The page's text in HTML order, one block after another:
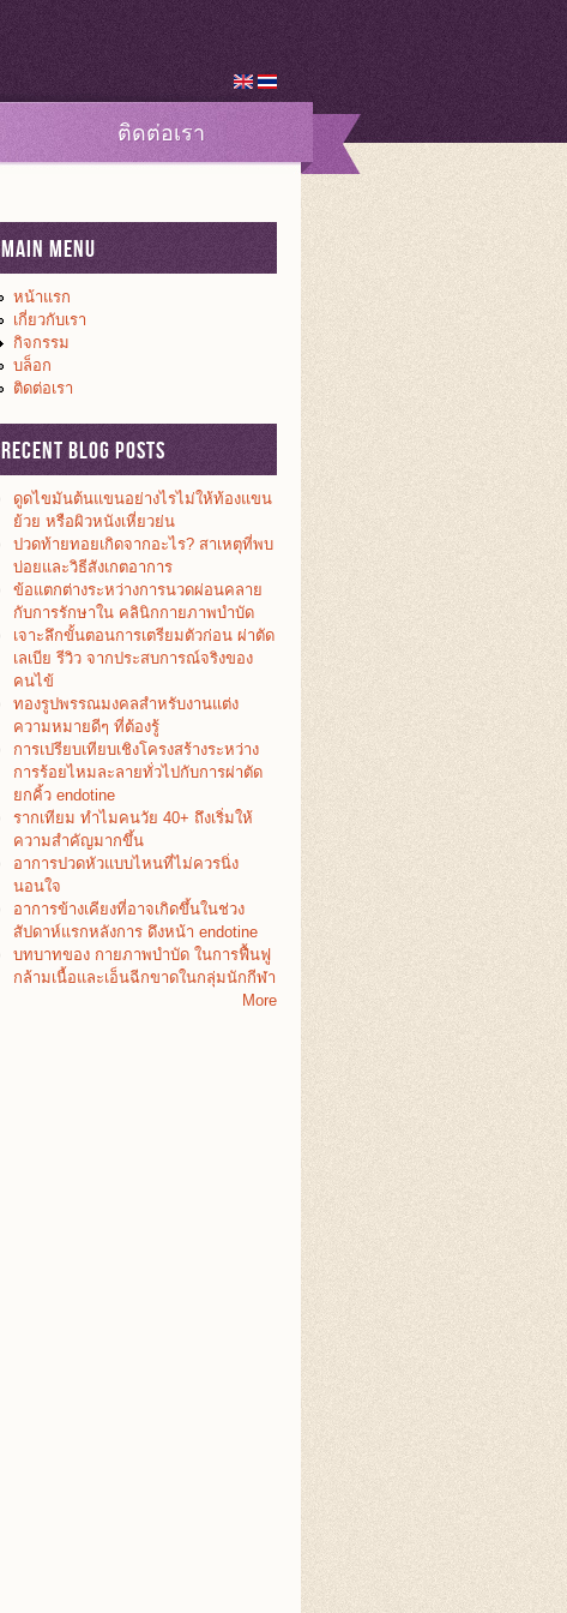
ติดต่อเรา
Main Menu
หน้าแรก
เกี่ยวกับเรา
กิจกรรม
บล็อก
ติดต่อเรา
Recent Blog Posts
ดูดไขมันต้นแขนอย่างไรไม่ให้ท้องแขน
ย้วย หรือผิวหนังเหี่ยวย่น
ปวดท้ายทอยเกิดจากอะไร? สาเหตุที่พบ
บ่อยและวิธีสังเกตอาการ
ข้อแตกต่างระหว่างการนวดผ่อนคลาย
กับการรักษาใน คลินิกกายภาพบำบัด
เจาะลึกขั้นตอนการเตรียมตัวก่อน ผ่าตัด
เลเบีย รีวิว จากประสบการณ์จริงของ
คนไข้
ทองรูปพรรณมงคลสำหรับงานแต่ง
ความหมายดีๆ ที่ต้องรู้
การเปรียบเทียบเชิงโครงสร้างระหว่าง
การร้อยไหมละลายทั่วไปกับการผ่าตัด
ยกคิ้ว endotine
รากเทียม ทำไมคนวัย 40+ ถึงเริ่มให้
ความสำคัญมากขึ้น
อาการปวดหัวแบบไหนที่ไม่ควรนิ่ง
นอนใจ
อาการข้างเคียงที่อาจเกิดขึ้นในช่วง
สัปดาห์แรกหลังการ ดึงหน้า endotine
บทบาทของ กายภาพบำบัด ในการฟื้นฟู
กล้ามเนื้อและเอ็นฉีกขาดในกลุ่มนักกีฬา
More